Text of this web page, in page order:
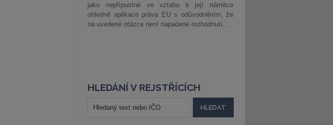
jako nepřípustné ve vztahu k její námitce
ohledně aplikace práva EU s odůvodněním, že
na uvedené otázce není napadené rozhodnutí...
HLEDÁNÍ V REJSTŘÍCÍCH